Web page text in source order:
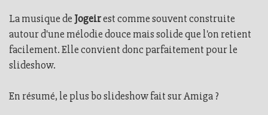
La musique de Jogeirest comme souvent construite
autour d'une mélodie douce mais solide que l'on retient
facilement. Elle convient donc parfaitement pour le
slideshow.
En résumé, le plus bo slideshow fait sur Amiga ?